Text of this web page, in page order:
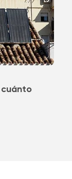
cuánto